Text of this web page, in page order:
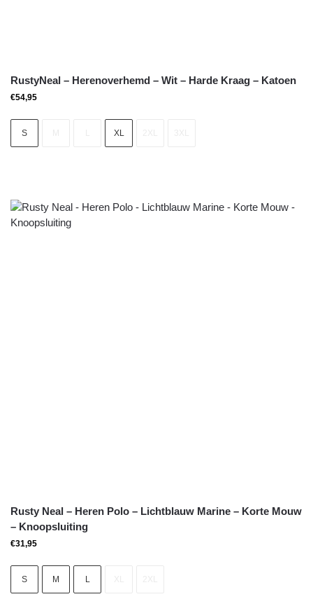
RustyNeal – Herenoverhemd – Wit – Harde Kraag – Katoen
€54,95
S XL
Rusty Neal – Heren Polo – Lichtblauw Marine – Korte Mouw
– Knoopsluiting
€31,95
S M L